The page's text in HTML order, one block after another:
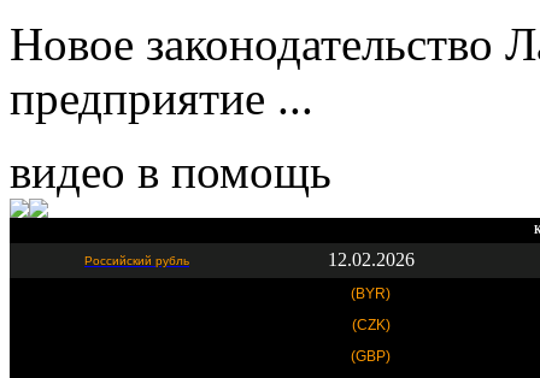
Новое законодательство
предприятие ...
видео в помощь
Российский рубль 12.02.2026
(BYR)
(CZK)
(GBP)